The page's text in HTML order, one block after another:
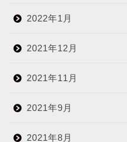
2022年1月
2021年12月
2021年11月
2021年9月
2021年8月